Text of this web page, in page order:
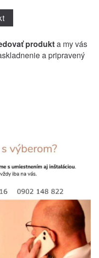
produkta my vás
a pripravený